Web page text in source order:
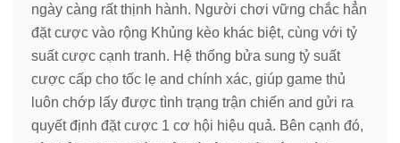
ngày càng rất thịnh hành. Người chơi vững chắc hẳn
đặt cược vào rộng Khủng kèo khác biệt, cùng với tỷ
suất cược cạnh tranh. Hệ thống bửa sung tỷ suất
cược cấp cho tốc lẹ and chính xác, giúp game thủ
luôn chớp lấy được tình trạng trận chiến and gửi ra
quyết định đặt cược 1 cơ hội hiệu quả. Bên cạnh đó,